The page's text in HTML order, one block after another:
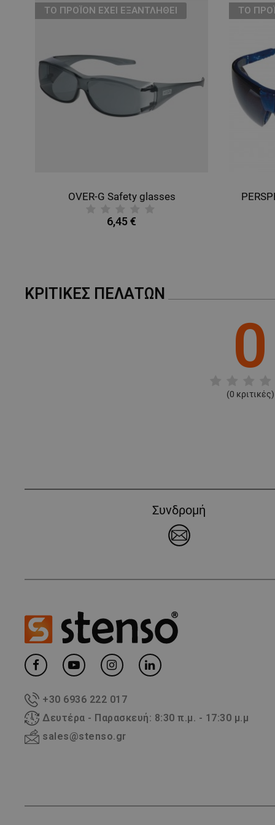
ТΟ ΠΡΟΪΌΝ ΈΧΕΙ ΕΞΑΝΤΛΗΘΕΊ
OVER-G Safety glasses
6,45 €
ТΟ
ΚΡΙΤΙΚΈΣ ΠΕΛΑΤΏΝ
0
(0 κριτικές)
Συνδρομή
+30 6936 222 017
Δευτέρα - Παρασκευή: 8:30 π.μ. - 17:30 μ.μ
sales@stenso.gr